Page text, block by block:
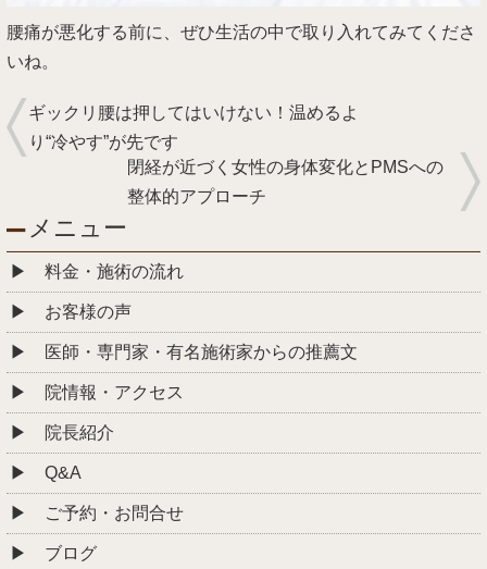
腰痛が悪化する前に、ぜひ生活の中で取り入れてみてくださ
いね。
ギックリ腰は押してはいけない！温めるよ
り“冷やす”が先です
閉経が近づく女性の身体変化とPMSへの
整体的アプローチ
メニュー
料金・施術の流れ
お客様の声
医師・専門家・有名施術家からの推薦文
院情報・アクセス
院長紹介
Q&A
ご予約・お問合せ
ブログ